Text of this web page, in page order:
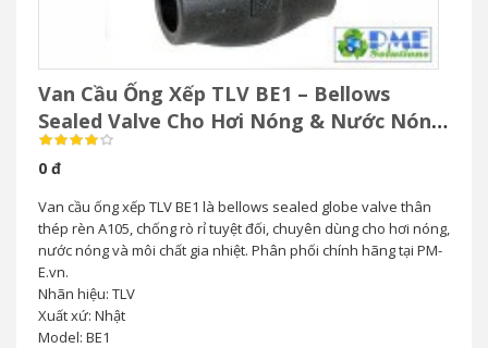
Van Cầu Ống Xếp TLV BE1 – Bellows
Sealed Valve Cho Hơi Nóng & Nước Nóng
Áp Suất Cao
0 đ
Van cầu ống xếp TLV BE1 là bellows sealed globe valve thân
thép rèn A105, chống rò rỉ tuyệt đối, chuyên dùng cho hơi nóng,
nước nóng và môi chất gia nhiệt. Phân phối chính hãng tại PM-
E.vn.
Nhãn hiệu: TLV
Xuất xứ: Nhật
Model: BE1